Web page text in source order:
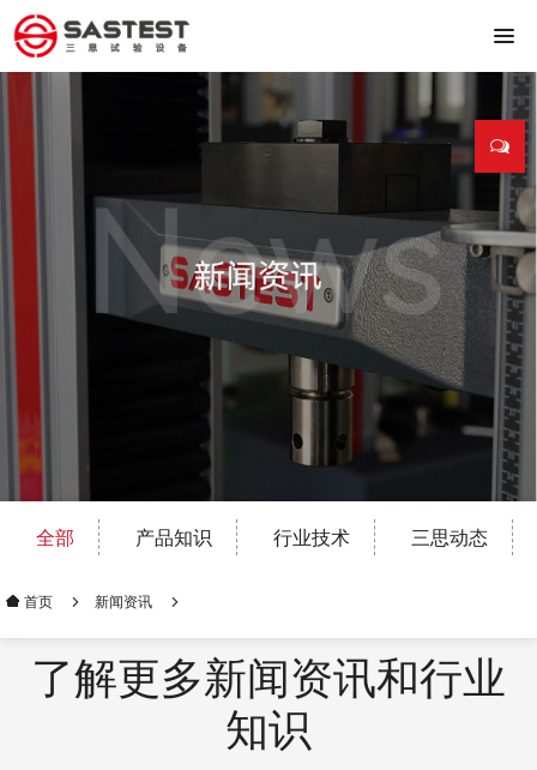
全部 产品知识 行业技术 三思动态
首页 新闻资讯
了解更多新闻资讯和行业
知识